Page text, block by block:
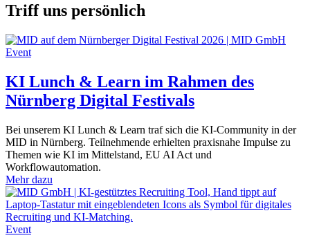
Triff uns persönlich
Event
KI Lunch & Learn im Rahmen des
Nürnberg Digital Festivals
Bei unserem KI Lunch & Learn traf sich die KI-Community in der
MID in Nürnberg. Teilnehmende erhielten praxisnahe Impulse zu
Themen wie KI im Mittelstand, EU AI Act und
Workflowautomation.
Mehr dazu
Event